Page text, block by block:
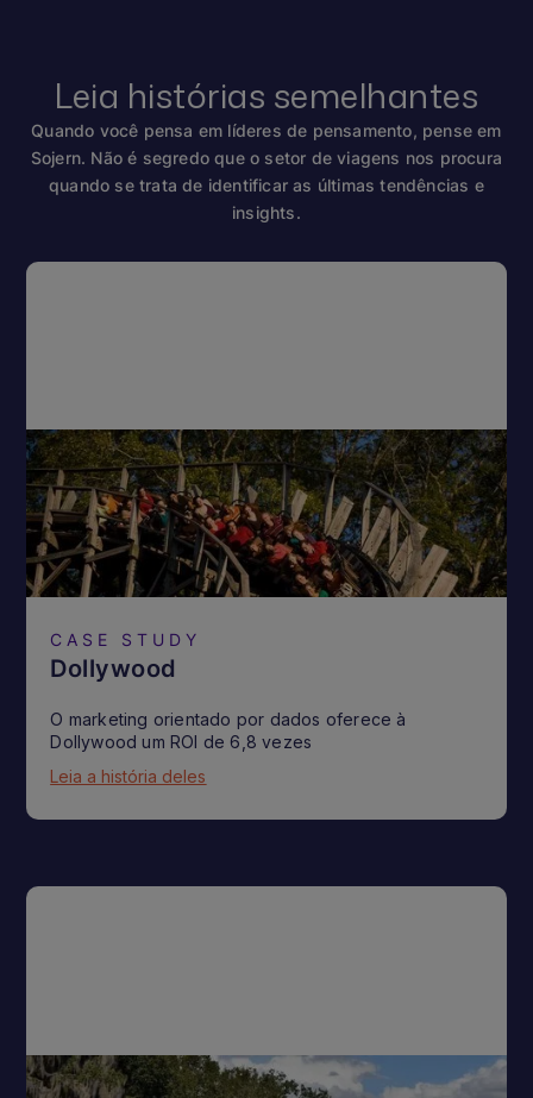
Leia histórias semelhantes
Quando você pensa em líderes de pensamento, pense em
Sojern. Não é segredo que o setor de viagens nos procura
quando se trata de identificar as últimas tendências e
insights.
CASE STUDY
Dollywood
O marketing orientado por dados oferece à
Dollywood um ROI de 6,8 vezes
Leia a história deles